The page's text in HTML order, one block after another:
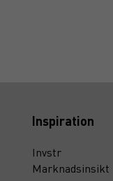
Inspiration
Invstr
Marknadsinsikt